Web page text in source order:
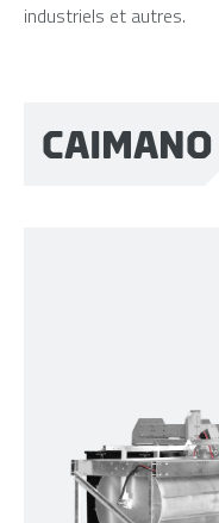
industriels et autres.
CAIMANO